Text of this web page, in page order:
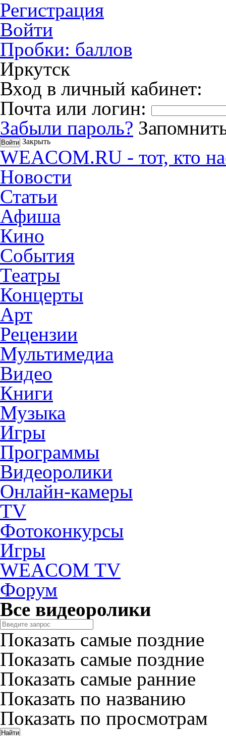
Регистрация
Войти
Пробки: баллов
Иркутск
Вход в личный кабинет:
Почта или логин:
Забыли пароль?
Закрыть
WEACOM.RU - тот, кто
Новости
Статьи
Афиша
Кино
События
Театры
Концерты
Арт
Рецензии
Мультимедиа
Видео
Книги
Музыка
Игры
Программы
Видеоролики
Онлайн-камеры
TV
Фотоконкурсы
Игры
WEACOM TV
Форум
Все видеоролики
Показать самые поздние
Показать самые поздние
Показать самые ранние
Показать по названию
Показать по просмотрам